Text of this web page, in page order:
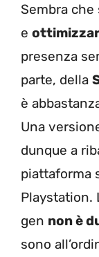
Sembra che
e
presenza
parte, della
è
Una
dunque a
piattaforma
Playstation.
gen non è
sono